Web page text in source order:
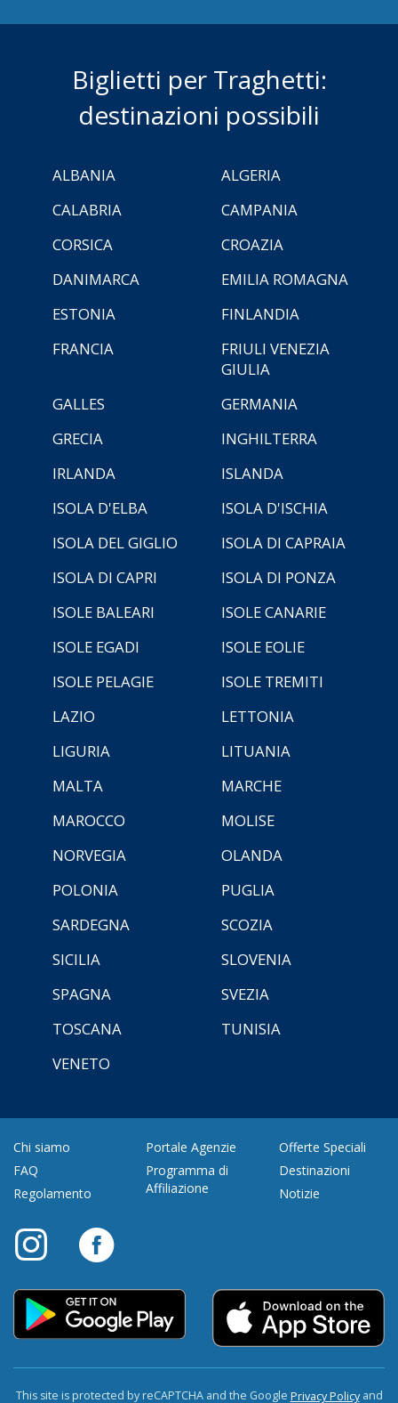
Biglietti per Traghetti:
destinazioni possibili
ALBANIA
ALGERIA
CALABRIA
CAMPANIA
CORSICA
CROAZIA
DANIMARCA
EMILIA ROMAGNA
ESTONIA
FINLANDIA
FRANCIA
FRIULI VENEZIA
GIULIA
GALLES
GERMANIA
GRECIA
INGHILTERRA
IRLANDA
ISLANDA
ISOLA D'ELBA
ISOLA D'ISCHIA
ISOLA DEL GIGLIO
ISOLA DI CAPRAIA
ISOLA DI CAPRI
ISOLA DI PONZA
ISOLE BALEARI
ISOLE CANARIE
ISOLE EGADI
ISOLE EOLIE
ISOLE PELAGIE
ISOLE TREMITI
LAZIO
LETTONIA
LIGURIA
LITUANIA
MALTA
MARCHE
MAROCCO
MOLISE
NORVEGIA
OLANDA
POLONIA
PUGLIA
SARDEGNA
SCOZIA
SICILIA
SLOVENIA
SPAGNA
SVEZIA
TOSCANA
TUNISIA
VENETO
Chi siamo
FAQ
Regolamento
Portale Agenzie
Programma di
Affiliazione
Offerte Speciali
Destinazioni
Notizie
This site is protected by reCAPTCHA and the Google Privacy Policyand